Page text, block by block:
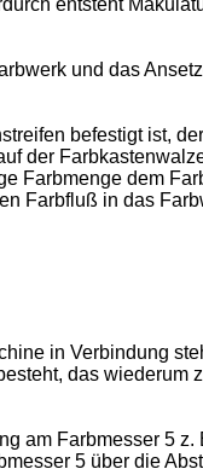
entsteht
und das
befestigt ist,
der
Farbmenge dem
Farbfluß in das
in Verbindung
das wiederum
am Farbmesser 5 z.
5 über die